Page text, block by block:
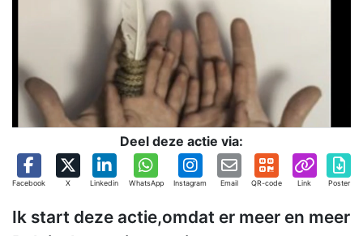
Deel deze actie via:
Facebook X Linkedin WhatsApp Instagram Email QR-code Link Poster
Ik start deze actie,omdat er meer en meer